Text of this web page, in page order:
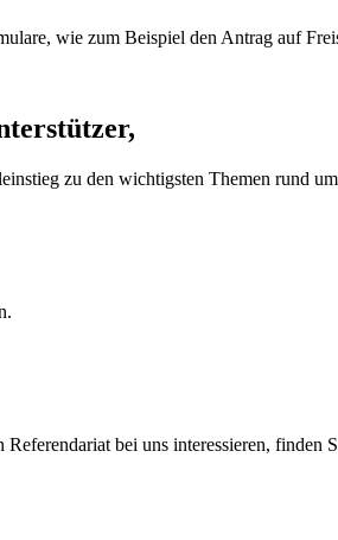
wie zum Beispiel den Antrag auf
zu den wichtigsten Themen rund
Referendariat bei uns interessieren, finden